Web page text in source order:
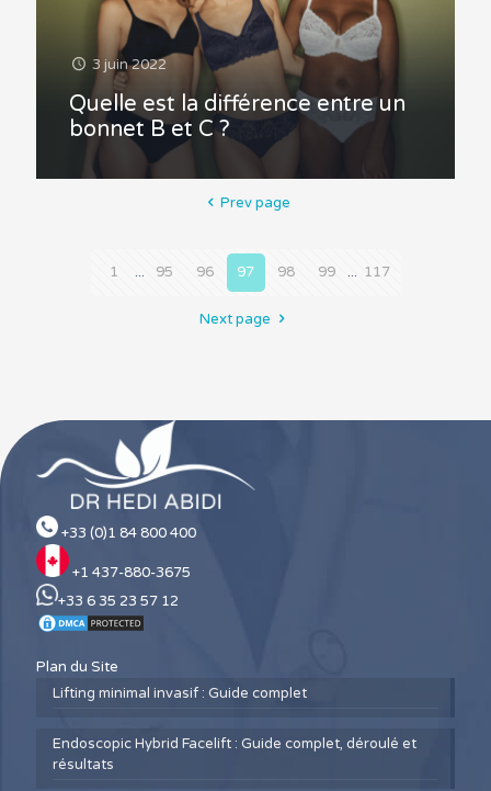
3 juin 2022
Quelle est la différence entre un
bonnet B et C ?
Prev page
1 ... 95 96 97 98 99 ... 117
Next page
+33 (0)1 84 800 400
+1 437-880-3675
+33 6 35 23 57 12
Plan du Site
Lifting minimal invasif : Guide complet
Endoscopic Hybrid Facelift : Guide complet, déroulé et
résultats